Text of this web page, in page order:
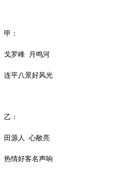
甲：
戈罗峰 月鸣河
连平八景好风光
乙：
田源人 心敞亮
热情好客名声响